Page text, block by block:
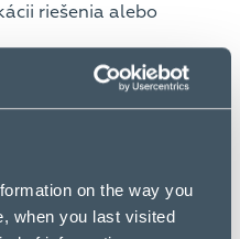
on the way you
when you last visited
riešenia alebo